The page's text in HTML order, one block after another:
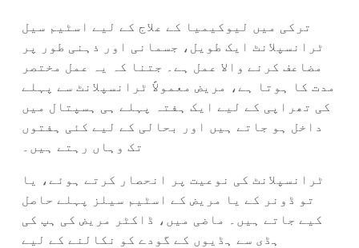
ترکی میں لیوکیميا کے علاج کے لیے اسٹیم سیل
ٹرانسپلانٹ ایک طویل، جسمانی اور ذہنی طور پر
مضاعف کرنے والا عمل ہے۔ جتنا کہ یہ عمل مختصر
مدت کا ہوتا ہے، مریض معمولاً ٹرانسپلانٹ سے پہلے
کی تھراپی کے لیے ایک ہفتہ پہلے ہی ہسپتال میں
داخل ہو جاتے ہیں اور بحالی کے لیے کئی ہفتوں
تک وہاں رہتے ہیں۔
ٹرانسپلانٹ کی نوعیت پر انحصار کرتے ہوئے، یا
تو ڈونر کے یا مریض کے اسٹیم سیلز پہلے حاصل
کیے جاتے ہیں۔ ماضی میں، ڈاکٹر مریض کی ہپ کی
ہڈی سے ہڈیوں کے گودے کو نکالنے کے لیے